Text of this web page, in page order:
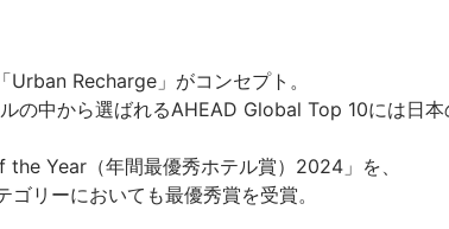
Recharge」がコンセプト。
の中から選ばれるAHEAD Global Top 10には日本
Year（年間最優秀ホテル賞）2024」を、
リーにおいても最優秀賞を受賞。